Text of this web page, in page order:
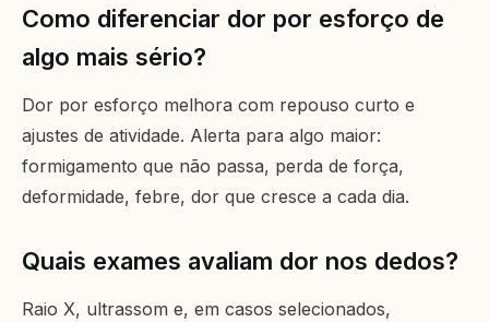
Como diferenciar dor por esforço de
algo mais sério?
Dor por esforço melhora com repouso curto e
ajustes de atividade. Alerta para algo maior:
formigamento que não passa, perda de força,
deformidade, febre, dor que cresce a cada dia.
Quais exames avaliam dor nos dedos?
Raio X, ultrassom e, em casos selecionados,